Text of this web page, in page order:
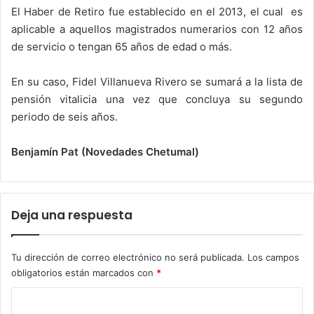
El Haber de Retiro fue establecido en el 2013, el cual es
aplicable a aquellos magistrados numerarios con 12 años
de servicio o tengan 65 años de edad o más.
En su caso, Fidel Villanueva Rivero se sumará a la lista de
pensión vitalicia una vez que concluya su segundo
periodo de seis años.
Benjamín Pat (Novedades Chetumal)
Deja una respuesta
Tu dirección de correo electrónico no será publicada. Los campos
obligatorios están marcados con *